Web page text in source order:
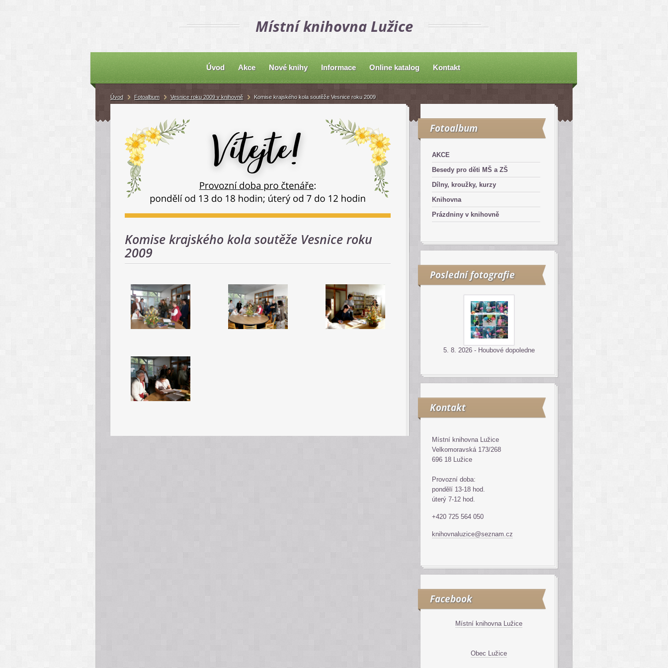
Místní knihovna Lužice
Úvod Akce Nové knihy Informace Online katalog Kontakt
Komise krajského kola soutěže Vesnice roku
2009
Fotoalbum
AKCE
Besedy pro děti MŠ a ZŠ
Dílny, kroužky, kurzy
Knihovna
Prázdniny v knihovně
Poslední fotografie
5. 8. 2026 - Houbové dopoledne
Kontakt
Místní knihovna Lužice
Velkomoravská 173/268
696 18 Lužice
Provozní doba:
pondělí 13-18 hod.
úterý 7-12 hod.
+420 725 564 050
knihovnaluzice@seznam.cz
Facebook
Místní knihovna Lužice
Obec Lužice
Úvod Fotoalbum Vesnice roku 2009 v knihovně Komise krajského kola soutěže Vesnice roku 2009